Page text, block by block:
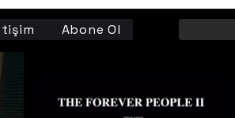
Abone Ol